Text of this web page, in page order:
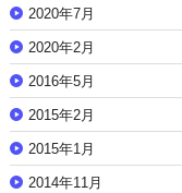
2020年7月
2020年2月
2016年5月
2015年2月
2015年1月
2014年11月